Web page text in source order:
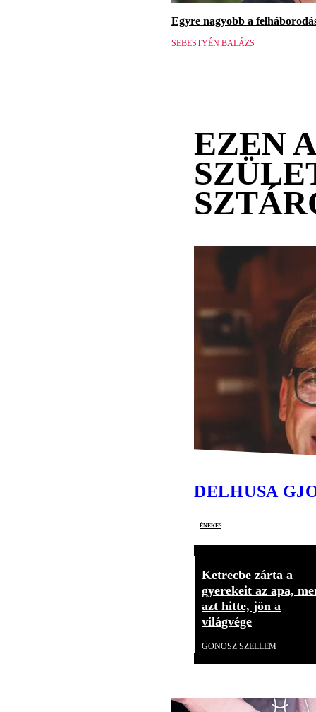
Egyre nagyobb a
SEBESTYÉN BALÁZS
EZEN
DELHUSA
énekes
Ketrecbe zárta a
gyerekeit az apa,
azt hitte, jön a
világvége
GONOSZ SZELLEM